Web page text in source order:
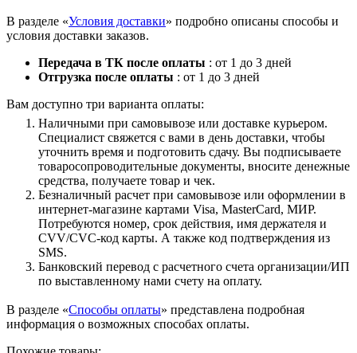
В разделе «Условия доставки» подробно описаны способы и
условия доставки заказов.
Передача в ТК после оплаты : от 1 до 3 дней
Отгрузка после оплаты : от 1 до 3 дней
Вам доступно три варианта оплаты:
Наличными при самовывозе или доставке курьером.
Специалист свяжется с вами в день доставки, чтобы
уточнить время и подготовить сдачу. Вы подписываете
товаросопроводительные документы, вносите денежные
средства, получаете товар и чек.
Безналичный расчет при самовывозе или оформлении в
интернет-магазине картами Visa, MasterCard, МИР.
Потребуются номер, срок действия, имя держателя и
CVV/CVC-код карты. А также код подтверждения из
SMS.
Банковский перевод с расчетного счета организации/ИП
по выставленному нами счету на оплату.
В разделе «Способы оплаты» представлена подробная
информация о возможных способах оплаты.